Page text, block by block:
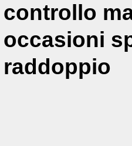
controllo
occasioni
raddoppio